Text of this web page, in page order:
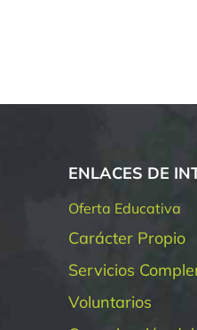
ENLACES DE
Oferta Educativa
Carácter Propio
Servicios
Voluntarios